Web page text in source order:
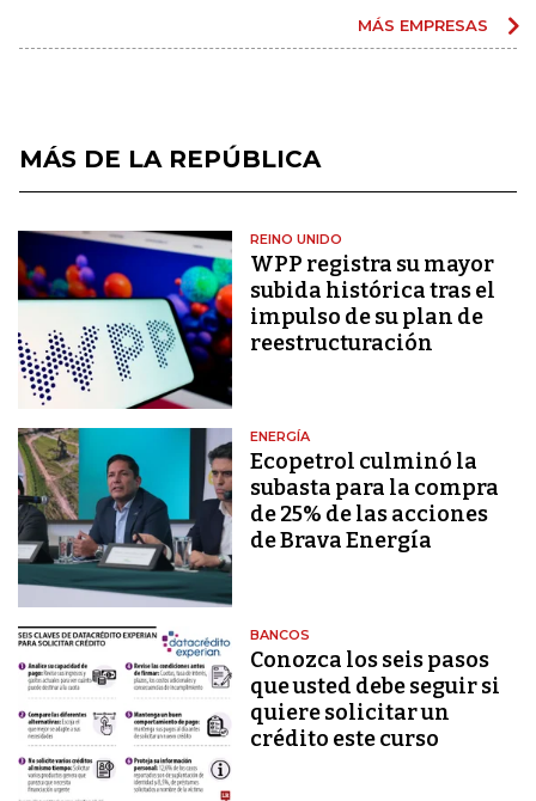
MÁS EMPRESAS
MÁS DE LA REPÚBLICA
REINO UNIDO
WPP registra su mayor
subida histórica tras el
impulso de su plan de
reestructuración
ENERGÍA
Ecopetrol culminó la
subasta para la compra
de 25% de las acciones
de Brava Energía
BANCOS
Conozca los seis pasos
que usted debe seguir si
quiere solicitar un
crédito este curso